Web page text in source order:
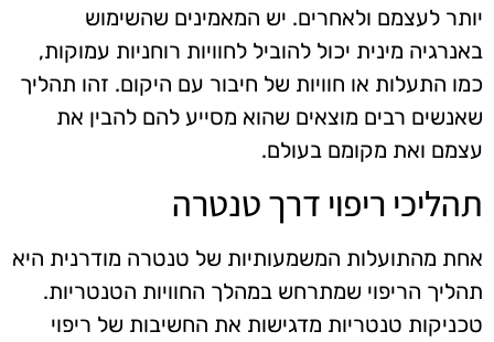
יותר לעצמם ולאחרים. יש המאמינים שהשימוש
באנרגיה מינית יכול להוביל לחוויות רוחניות עמוקות,
כמו התעלות או חוויות של חיבור עם היקום. זהו תהליך
שאנשים רבים מוצאים שהוא מסייע להם להבין את
עצמם ואת מקומם בעולם.
תהליכי ריפוי דרך טנטרה
אחת מהתועלות המשמעותיות של טנטרה מודרנית היא
תהליך הריפוי שמתרחש במהלך החוויות הטנטריות.
טכניקות טנטריות מדגישות את החשיבות של ריפוי